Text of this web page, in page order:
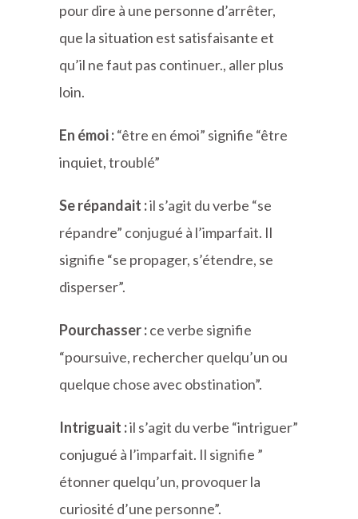
pour dire à une personne d’arrêter,
que la situation est satisfaisante et
qu’il ne faut pas continuer., aller plus
loin.
En émoi :“être en émoi” signifie “être
inquiet, troublé”
Se répandait :il s’agit du verbe “se
répandre” conjugué à l’imparfait. Il
signifie “se propager, s’étendre, se
disperser”.
Pourchasser :ce verbe signifie
“poursuive, rechercher quelqu’un ou
quelque chose avec obstination”.
Intriguait :il s’agit du verbe “intriguer”
conjugué à l’imparfait. Il signifie ”
étonner quelqu’un, provoquer la
curiosité d’une personne”.